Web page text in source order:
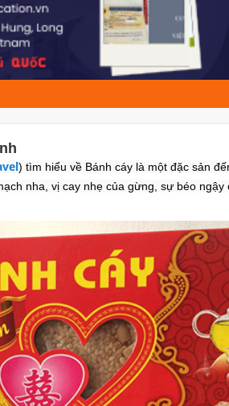
) tìm hiểu về Bánh cáy là một đặc sản
nha, vị cay nhẹ của gừng, sự béo